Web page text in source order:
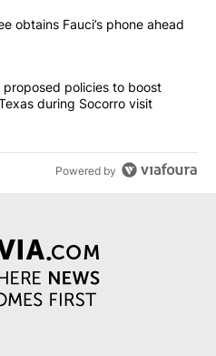
commented articles in the last
subcommittee obtains Fauci’s
obtains Fauci’s phone ahead
announces proposed policies to
policies to boost
during Socorro visit
Powered by